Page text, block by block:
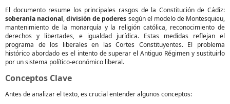
El documento resume los principales rasgos de la Constitución de Cádiz:
soberanía nacional,división de poderes según el modelo de Montesquieu,
mantenimiento de la monarquía y la religión católica, reconocimiento de
derechos y libertades, e igualdad jurídica. Estas medidas reflejan el
programa de los liberales en las Cortes Constituyentes. El problema
histórico abordado es el intento de superar el Antiguo Régimen y sustituirlo
por un sistema político-económico liberal.
Conceptos Clave
Antes de analizar el texto, es crucial entender algunos conceptos: